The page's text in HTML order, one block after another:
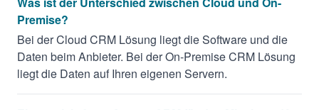
Premise?
Bei der Cloud CRM Lösung liegt die Software und die
Daten beim Anbieter. Bei der On-Premise CRM Lösung
liegt die Daten auf Ihren eigenen Servern.